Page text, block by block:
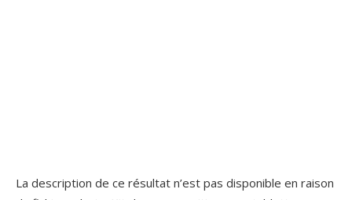
La description de ce résultat n’est pas disponible en raison